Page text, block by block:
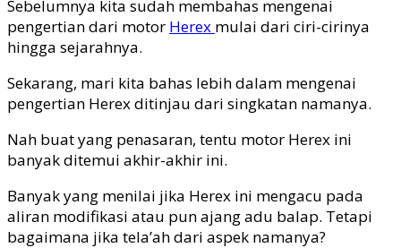
Sebelumnya kita sudah membahas mengenai
pengertian dari motor Herex mulai dari ciri-cirinya
hingga sejarahnya.
Sekarang, mari kita bahas lebih dalam mengenai
pengertian Herex ditinjau dari singkatan namanya.
Nah buat yang penasaran, tentu motor Herex ini
banyak ditemui akhir-akhir ini.
Banyak yang menilai jika Herex ini mengacu pada
aliran modifikasi atau pun ajang adu balap. Tetapi
bagaimana jika tela’ah dari aspek namanya?